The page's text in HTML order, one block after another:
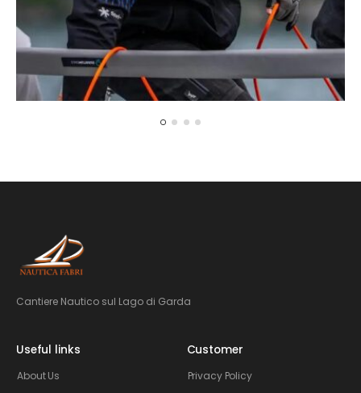
Fabrizio Albini
Cantiere Nautico sul Lago di Garda
Useful links
About Us
Customer
Privacy Policy